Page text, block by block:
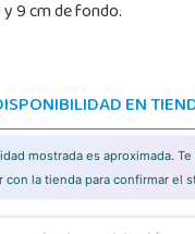
9 cm de fondo.
EN
mostrada es aproximada.
con la tienda para confirmar el